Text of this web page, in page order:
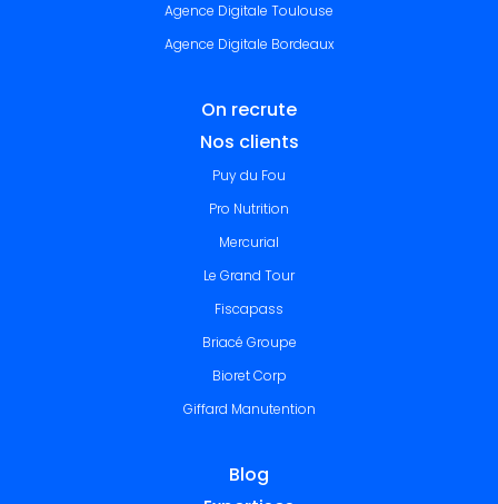
Agence Digitale Toulouse
Agence Digitale Bordeaux
On recrute
Nos clients
Puy du Fou
Pro Nutrition
Mercurial
Le Grand Tour
Fiscapass
Briacé Groupe
Bioret Corp
Giffard Manutention
Blog